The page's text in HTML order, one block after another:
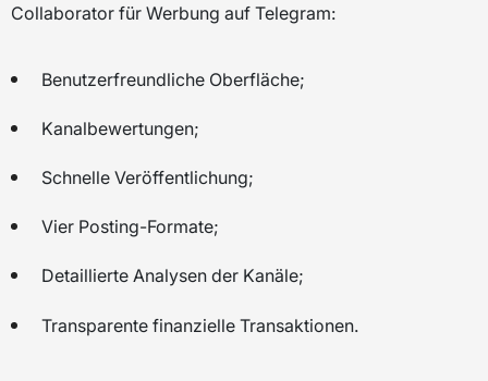
Collaborator für Werbung auf Telegram:
Benutzerfreundliche Oberfläche;
Kanalbewertungen;
Schnelle Veröffentlichung;
Vier Posting-Formate;
Detaillierte Analysen der Kanäle;
Transparente finanzielle Transaktionen.